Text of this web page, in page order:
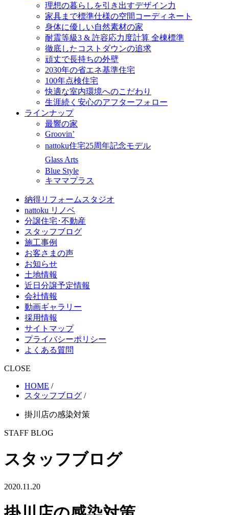
理想の暮らしを引き出すデザイン力
家具まで標準仕様の空間コーディネート
身体に優しい自然素材の家
耐震等級3 & 許容応力度計算 全棟標準
徹底したコストダウンの追求
頑丈で長持ちの外壁
2030年の省エネ基準住宅
100年点検住宅
快適な室内環境へのこだわり
生涯続く安心のアフターフォロー
ラインナップ
最響の家
Groovin’
nattoku住宅25周年記念モデル
Glass Arts
Blue Style
キママプラス
納得リフォームスタジオ
nattoku リノベ
分譲住宅･不動産
スタッフブログ
施工事例
お客さまの声
お知らせ
土地情報
近日分譲予定情報
会社情報
動画ギャラリー
採用情報
サイトマップ
プライバシーポリシー
よくある質問
CLOSE
HOME /
スタッフブログ /
掛川店の感染対策
STAFF BLOG
スタッフブログ
2020.11.20